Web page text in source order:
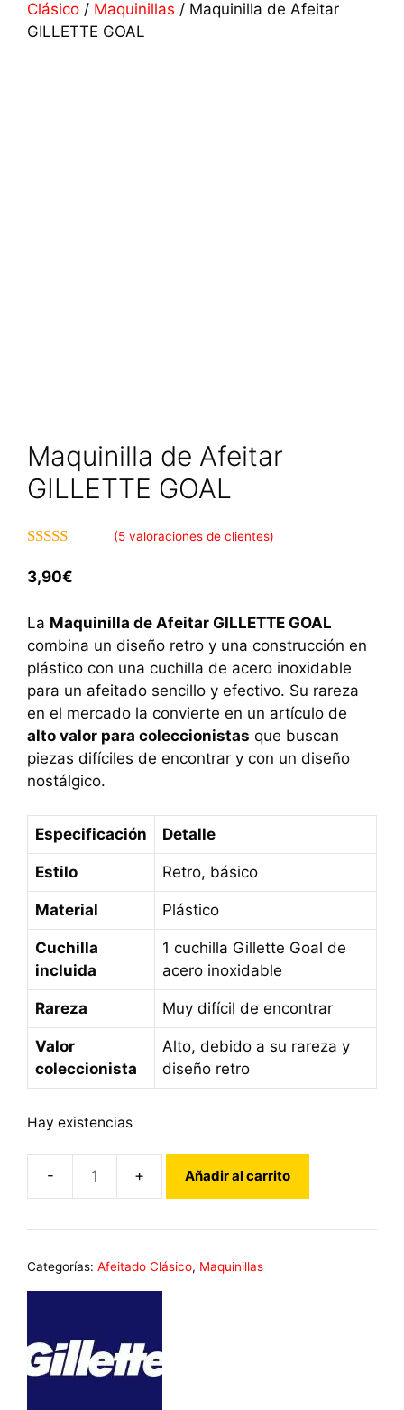
Clásico / Maquinillas / Maquinilla de Afeitar
GILLETTE GOAL
Maquinilla de Afeitar
GILLETTE GOAL
(5valoraciones de clientes)
3,90€
La Maquinilla de Afeitar GILLETTE GOAL
combina un diseño retro y una construcción en
plástico con una cuchilla de acero inoxidable
para un afeitado sencillo y efectivo. Su rareza
en el mercado la convierte en un artículo de
alto valor para coleccionistas que buscan
piezas difíciles de encontrar y con un diseño
nostálgico.
Especificación Detalle
Estilo Retro, básico
Material Plástico
Cuchilla
incluida
1 cuchilla Gillette Goal de
acero inoxidable
Rareza Muy difícil de encontrar
Valor
coleccionista
Alto, debido a su rareza y
diseño retro
Hay existencias
Maquinilla
Afeitar
GOAL
Añadir al carrito
Categorías: Afeitado Clásico, Maquinillas